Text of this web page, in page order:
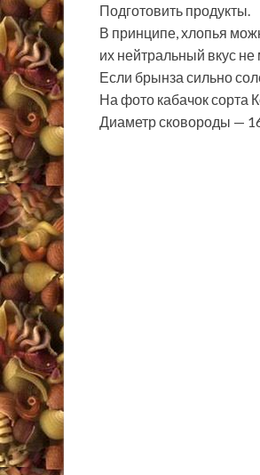
Подготовить продукты.
В принципе, хлопья
их нейтральный вкус
Если брынза сильно
На фото кабачок сорта
Диаметр сковороды —